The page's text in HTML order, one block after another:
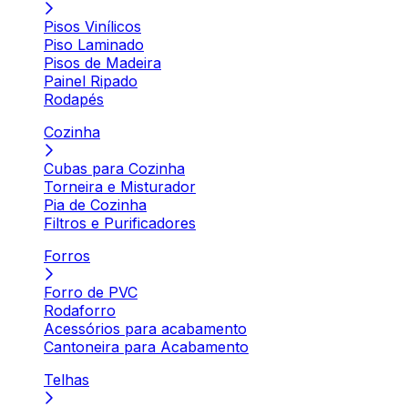
Pisos Vinílicos
Piso Laminado
Pisos de Madeira
Painel Ripado
Rodapés
Cozinha
Cubas para Cozinha
Torneira e Misturador
Pia de Cozinha
Filtros e Purificadores
Forros
Forro de PVC
Rodaforro
Acessórios para acabamento
Cantoneira para Acabamento
Telhas